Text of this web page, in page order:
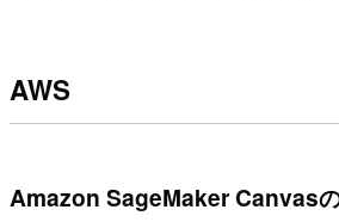
AWS
Amazon SageMaker Canvas